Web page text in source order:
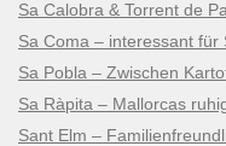
Sa Coma – interessant
Sa Pobla – Zwischen
Sa Ràpita – Mallorcas
Sant Elm –